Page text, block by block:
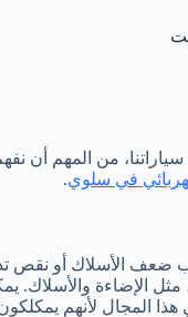
سياراتنا، من المهم
في سلوي.
ضعف الأسلاك أو نقص
والأسلاك.
المجال لأنهم